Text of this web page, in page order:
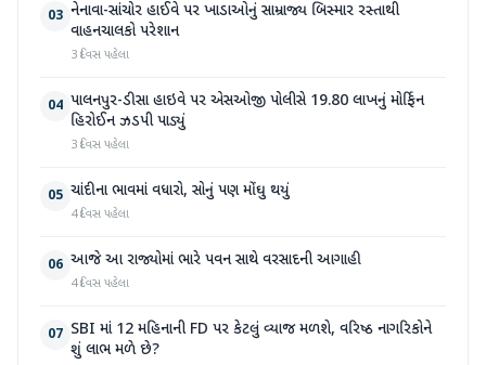
03 નેનાવા-સાંચોર હાઈવે પર ખાડાઓનું સામ્રાજ્ય બિસ્માર રસ્તાથી
વાહનચાલકો પરેશાન
3 દિવસ પહેલા
04 પાલનપુર-ડીસા હાઇવે પર એસઓજી પોલીસે 19.80 લાખનું મોર્ફિન
હિરોઈન ઝડપી પાડ્યું
3 દિવસ પહેલા
05 ચાંદીના ભાવમાં વધારો, સોનું પણ મોંઘુ થયું
4 દિવસ પહેલા
06 આજે આ રાજ્યોમાં ભારે પવન સાથે વરસાદની આગાહી
4 દિવસ પહેલા
07 SBI માં 12 મહિનાની FD પર કેટલું વ્યાજ મળશે, વરિષ્ઠ નાગરિકોને
શું લાભ મળે છે?